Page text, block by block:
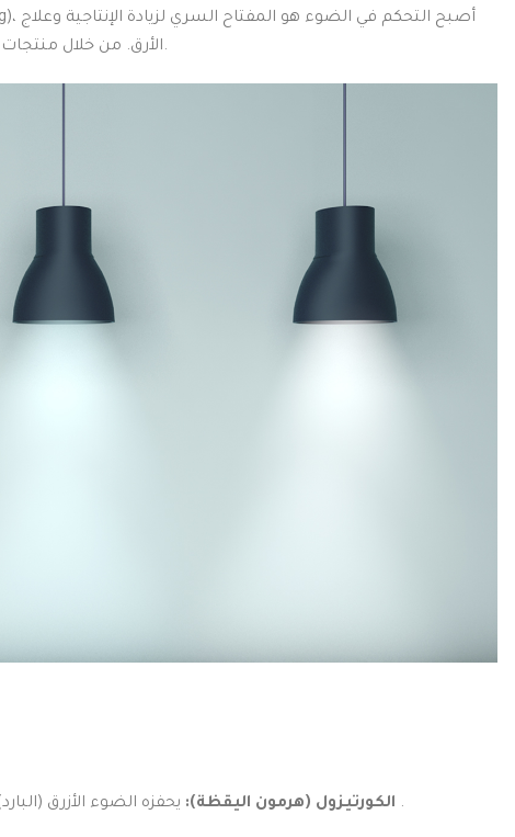
الأرق. من خلال منتجاتالمتطورة، سنعلمك كيف “تهكرين” بيولوجيا جسمك عبر هندسة الضوء في منزلك.
الكورتيزول (هرمون اليقظة): يحفزه الضوء الأزرق .